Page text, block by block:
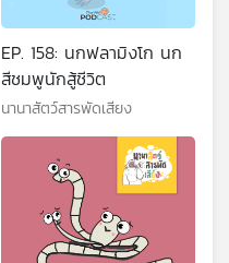
EP. 158: นกฟลามิงโก นก
สีชมพูนักสู้ชีวิต
นานาสัตว์สารพัดเสียง